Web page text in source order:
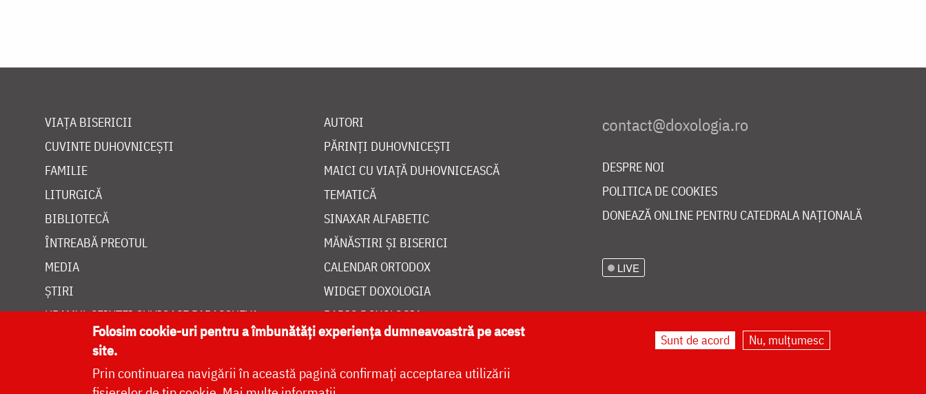
VIAȚA BISERICII
CUVINTE DUHOVNICEȘTI
FAMILIE
LITURGICĂ
BIBLIOTECĂ
ÎNTREABĂ PREOTUL
MEDIA
ȘTIRI
HRAMUL SFINTEI CUVIOASE PARASCHEVA
AUTORI
PĂRINȚI DUHOVNICEȘTI
MAICI CU VIAȚĂ DUHOVNICEASCĂ
TEMATICĂ
SINAXAR ALFABETIC
MĂNĂSTIRI ȘI BISERICI
CALENDAR ORTODOX
WIDGET DOXOLOGIA
RADIO DOXOLOGIA
DESPRE NOI
POLITICA DE COOKIES
DONEAZĂ ONLINE PENTRU CATEDRALA NAȚIONALĂ
LIVE
Folosim cookie-uri pentru a îmbunătăți experiența dumneavoastră pe acest
site.
Prin continuarea navigării în această pagină confirmați acceptarea utilizării
Sunt de acord Nu, mulțumesc